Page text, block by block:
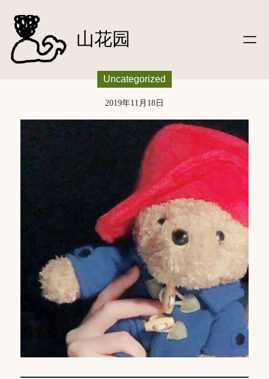
山花园|信件
|听
|关于
|
友链
|友站动态
登录
Uncategorized
2019年11月18日